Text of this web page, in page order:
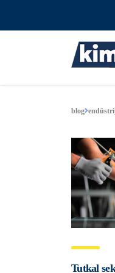
blog
Tutkal